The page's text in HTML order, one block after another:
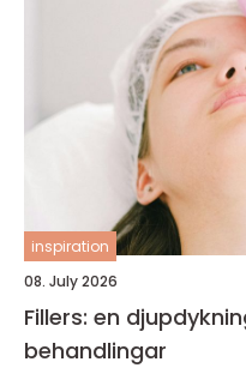
inspiration
08. July 2026
Fillers: en
behandlingar